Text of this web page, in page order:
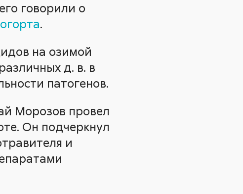
говорили о
.
на озимой
д. в. в
патогенов.
Морозов провел
Он подчеркнул
и